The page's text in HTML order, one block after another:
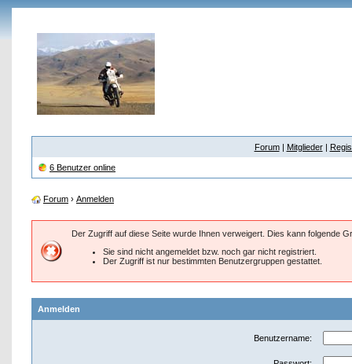
Forum| Mitglieder|
6 Benutzer online
Forum › Anmelden
Der Zugriff auf diese Seite wurde Ihnen verweigert. Dies kann folgende
Sie sind nicht angemeldet bzw. noch gar nicht registriert.
Der Zugriff ist nur bestimmten Benutzergruppen gestattet.
Anmelden
Benutzername: